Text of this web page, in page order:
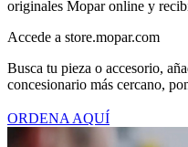
originales Mopar online y
Accede a store.mopar.com
Busca tu pieza o accesorio,
concesionario más cercano,
ORDENA AQUÍ